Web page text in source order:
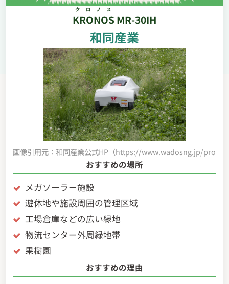
KRONOS
クロノス
MR-30IH
和同産業
画像引用元：和同産業公式HP（https://www.wadosng.jp/
おすすめの場所
メガソーラー施設
遊休地や施設周囲の管理区域
工場倉庫などの広い緑地
物流センター外周緑地帯
果樹園
おすすめの理由